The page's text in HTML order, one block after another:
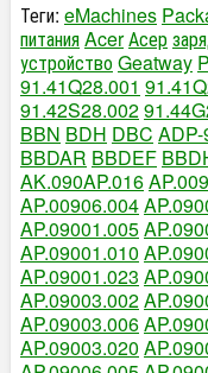
Теги: eMachines
питанияAcerАсер
устройствоGeatway
91.41Q28.001
91.42S28.002
BBN BDH DBC
BBDAR BBDEF
AK.090AP.016
AP.00906.004
AP.09001.005
AP.09001.010
AP.09001.023
AP.09003.002
AP.09003.006
AP.09003.020